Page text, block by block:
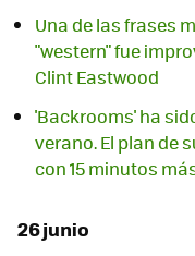
Una de las frases
"western" fue
Clint Eastwood
'Backrooms' ha
verano. El plan de
con 15 minutos
26 junio